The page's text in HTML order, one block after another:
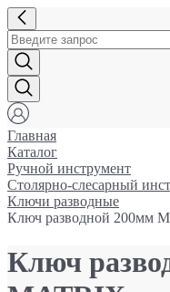
Главная
Каталог
Ручной инструмент
Столярно-слесарный
Ключи разводные
Ключ разводной 200мм
Ключ